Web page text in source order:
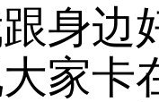
身边
家卡